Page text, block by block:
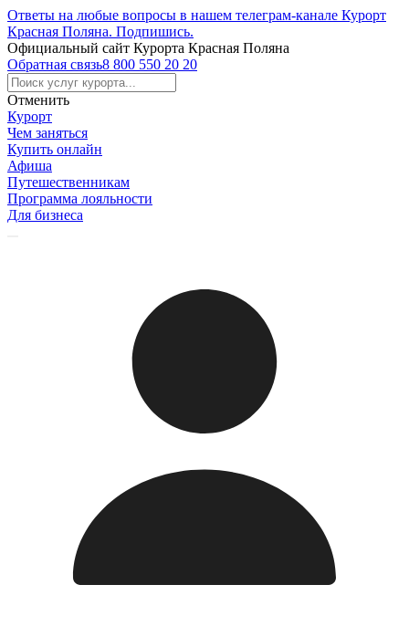
Ответы на любые вопросы в нашем телеграм-канале Курорт
Красная Поляна. Подпишись.
Официальный сайт Курорта Красная Поляна
Обратная связь8 800 550 20 20
Отменить
Курорт
Чем заняться
Купить онлайн
Афиша
Путешественникам
Программа лояльности
Для бизнеса